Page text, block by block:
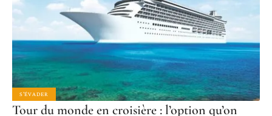
S'ÉVADER
Tour du monde en croisière : l’option qu’on